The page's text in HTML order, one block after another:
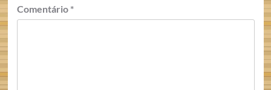
Comentário *